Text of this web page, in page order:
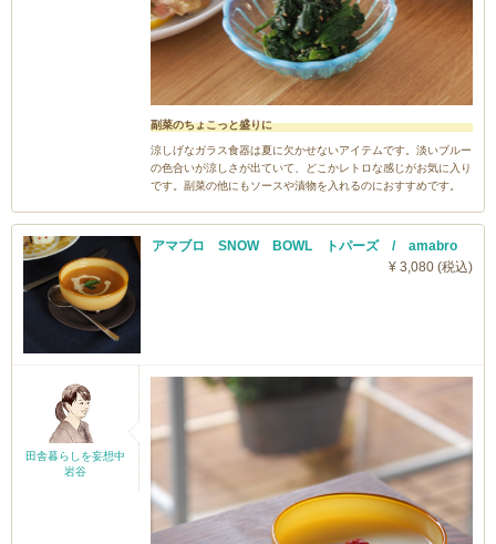
副菜のちょこっと盛りに
涼しげなガラス食器は夏に欠かせないアイテムです。淡いブルー
の色合いが涼しさが出ていて、どこかレトロな感じがお気に入り
です。副菜の他にもソースや漬物を入れるのにおすすめです。
アマブロ SNOW BOWL トパーズ / amabro
¥ 3,080 (税込)
田舎暮らしを妄想中
岩谷